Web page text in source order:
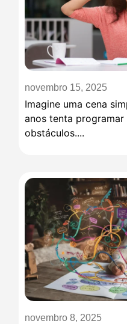
novembro 15, 2025
Imagine uma cena
anos tenta
obstáculos....
novembro 8, 2025